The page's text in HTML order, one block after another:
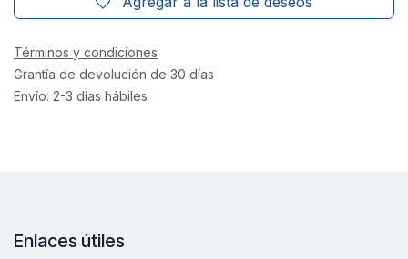
Términos y condiciones
Grantía de devolución de 30 días
Envío: 2-3 días hábiles
Enlaces útiles